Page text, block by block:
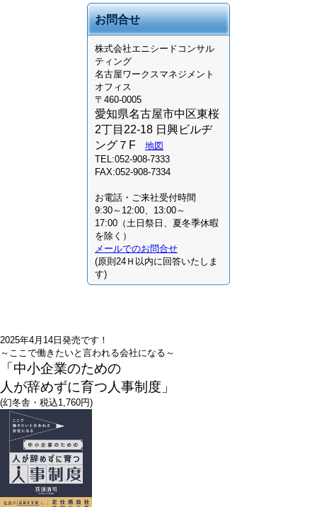
お問合せ
株式会社エニシードコンサル
ティング
名古屋ワークスマネジメント
オフィス
〒460-0005
愛知県名古屋市中区東桜
2丁目22-18 日興ビルヂ
ング７F
地図
TEL:052-908-7333
FAX:052-908-7334
お電話・ご来社受付時間
9:30～12:00、13:00～
17:00（土日祭日、夏冬季休暇
を除く）
メールでのお問合せ
(原則24Ｈ以内に回答いたしま
す)
2025年4月14日発売です！
～ここで働きたいと言われる会社になる～
「中小企業のための
人が辞めずに育つ人事制度」
(幻冬舎・税込1,760円)